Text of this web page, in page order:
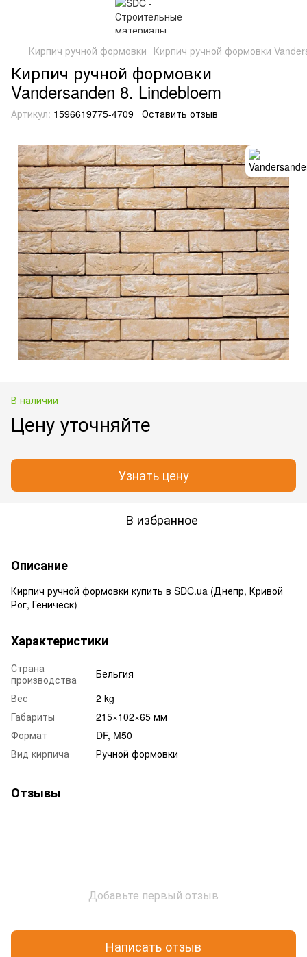
Кирпич ручной формовки Кирпич ручной формовки
Кирпич ручной формовки
Vandersanden 8. Lindebloem
Артикул: 1596619775-4709 Оставить отзыв
В наличии
Цену уточняйте
Узнать цену
В избранное
Описание
Кирпич ручной формовки купить в SDC.ua (Днепр, Кривой
Рог, Геническ)
Характеристики
Страна
производства
Бельгия
Вес
2 kg
Габариты
215×102×65 мм
Формат
DF, M50
Вид кирпича
Ручной формовки
Отзывы
Добавьте первый отзыв
Написать отзыв